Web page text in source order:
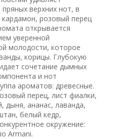
верхних нот, в
розовый перец
открывается
уверенной
молодости, которое
корицы. Глубокую
сочетание дымных
и нот
ароматов: древесные.
перец, лист фиалки,
дыня, ананас, лаванда,
белый кедр,
окружение:
Armani.